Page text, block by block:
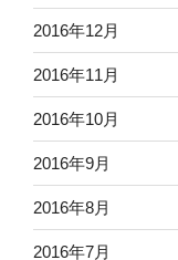
2016年12月
2016年11月
2016年10月
2016年9月
2016年8月
2016年7月